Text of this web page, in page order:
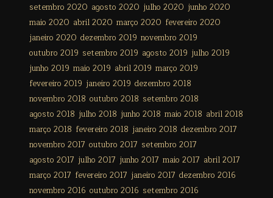
setembro 2020 agosto 2020 julho 2020 junho 2020
maio 2020 abril 2020 março 2020 fevereiro 2020
janeiro 2020 dezembro 2019 novembro 2019
outubro 2019 setembro 2019 agosto 2019 julho 2019
junho 2019 maio 2019 abril 2019 março 2019
fevereiro 2019 janeiro 2019 dezembro 2018
novembro 2018 outubro 2018 setembro 2018
agosto 2018 julho 2018 junho 2018 maio 2018 abril 2018
março 2018 fevereiro 2018 janeiro 2018 dezembro 2017
novembro 2017 outubro 2017 setembro 2017
agosto 2017 julho 2017 junho 2017 maio 2017 abril 2017
março 2017 fevereiro 2017 janeiro 2017 dezembro 2016
novembro 2016 outubro 2016 setembro 2016